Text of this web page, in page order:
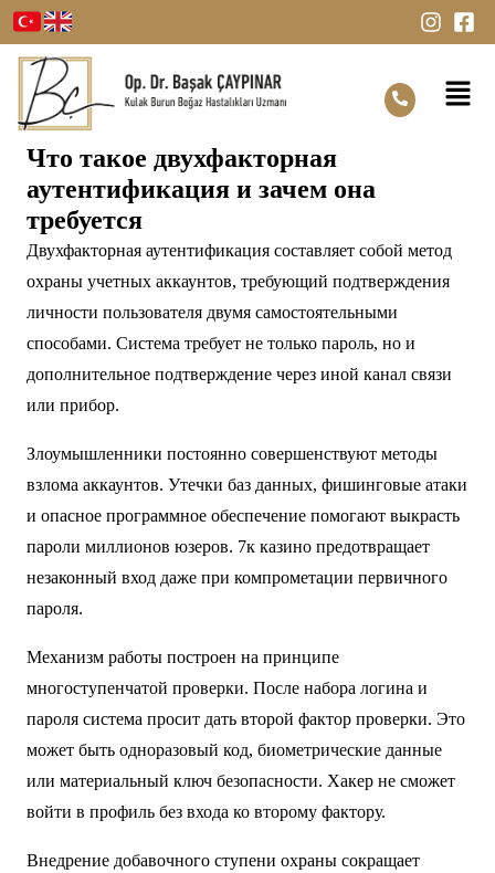
Что такое двухфакторная
аутентификация и зачем она
требуется
Двухфакторная аутентификация составляет собой метод
охраны учетных аккаунтов, требующий подтверждения
личности пользователя двумя самостоятельными
способами. Система требует не только пароль, но и
дополнительное подтверждение через иной канал связи
или прибор.
Злоумышленники постоянно совершенствуют методы
взлома аккаунтов. Утечки баз данных, фишинговые атаки
и опасное программное обеспечение помогают выкрасть
пароли миллионов юзеров. 7к казино предотвращает
незаконный вход даже при компрометации первичного
пароля.
Механизм работы построен на принципе
многоступенчатой проверки. После набора логина и
пароля система просит дать второй фактор проверки. Это
может быть одноразовый код, биометрические данные
или материальный ключ безопасности. Хакер не сможет
войти в профиль без входа ко второму фактору.
Внедрение добавочного ступени охраны сокращает